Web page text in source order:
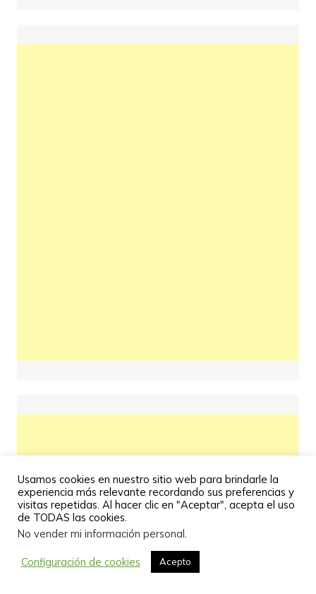
Usamos cookies en nuestro sitio web para brindarle la
experiencia más relevante recordando sus preferencias y
visitas repetidas. Al hacer clic en "Aceptar", acepta el uso
de TODAS las cookies.
No vender mi información personal.
Configuración de cookies Acepto